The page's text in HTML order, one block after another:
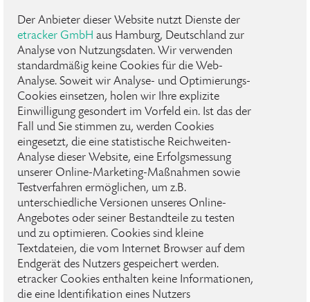
Der Anbieter dieser Website nutzt Dienste der
etracker GmbH aus Hamburg, Deutschland zur
Analyse von Nutzungsdaten. Wir verwenden
standardmäßig keine Cookies für die Web-
Analyse. Soweit wir Analyse- und Optimierungs-
Cookies einsetzen, holen wir Ihre explizite
Einwilligung gesondert im Vorfeld ein. Ist das der
Fall und Sie stimmen zu, werden Cookies
eingesetzt, die eine statistische Reichweiten-
Analyse dieser Website, eine Erfolgsmessung
unserer Online-Marketing-Maßnahmen sowie
Testverfahren ermöglichen, um z.B.
unterschiedliche Versionen unseres Online-
Angebotes oder seiner Bestandteile zu testen
und zu optimieren. Cookies sind kleine
Textdateien, die vom Internet Browser auf dem
Endgerät des Nutzers gespeichert werden.
etracker Cookies enthalten keine Informationen,
die eine Identifikation eines Nutzers